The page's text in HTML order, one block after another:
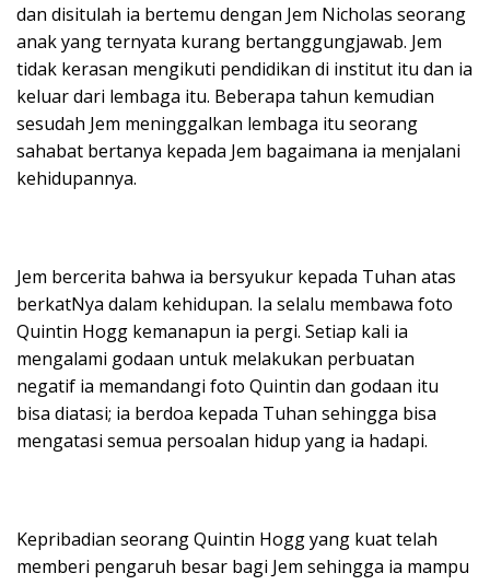
dan disitulah ia bertemu dengan Jem Nicholas seorang
anak yang ternyata kurang bertanggungjawab. Jem
tidak kerasan mengikuti pendidikan di institut itu dan ia
keluar dari lembaga itu. Beberapa tahun kemudian
sesudah Jem meninggalkan lembaga itu seorang
sahabat bertanya kepada Jem bagaimana ia menjalani
kehidupannya.
Jem bercerita bahwa ia bersyukur kepada Tuhan atas
berkatNya dalam kehidupan. Ia selalu membawa foto
Quintin Hogg kemanapun ia pergi. Setiap kali ia
mengalami godaan untuk melakukan perbuatan
negatif ia memandangi foto Quintin dan godaan itu
bisa diatasi; ia berdoa kepada Tuhan sehingga bisa
mengatasi semua persoalan hidup yang ia hadapi.
Kepribadian seorang Quintin Hogg yang kuat telah
memberi pengaruh besar bagi Jem sehingga ia mampu